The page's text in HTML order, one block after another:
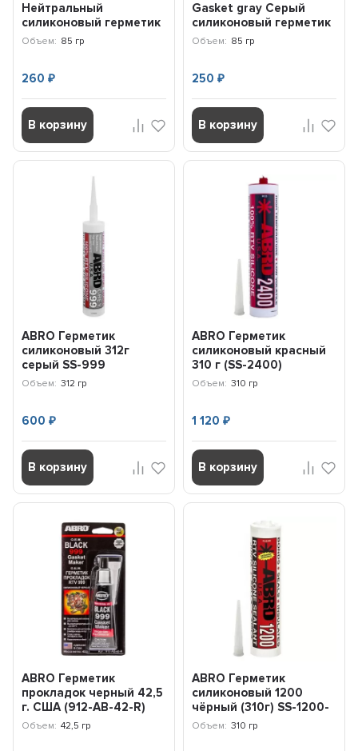
Нейтральный
силиконовый герметик
(от -40С до +230С) RTV
Объем: 85 гр
260₽
В корзину
Gasket gray Серый
силиконовый герметик
(от-40 С до+230 С...
Объем: 85 гр
250 ₽
В корзину
ABRO Герметик
силиконовый 312г
серый SS-999
Объем: 312 гр
600₽
В корзину
ABRO Герметик
силиконовый красный
310 г (SS-2400)
Объем: 310 гр
1 120 ₽
В корзину
ABRO Герметик
прокладок черный 42,5
г. США (912-AB-42-R)
Объем: 42,5 гр
ABRO Герметик
силиконовый 1200
чёрный (310г) SS-1200-
BLK
Объем: 310 гр